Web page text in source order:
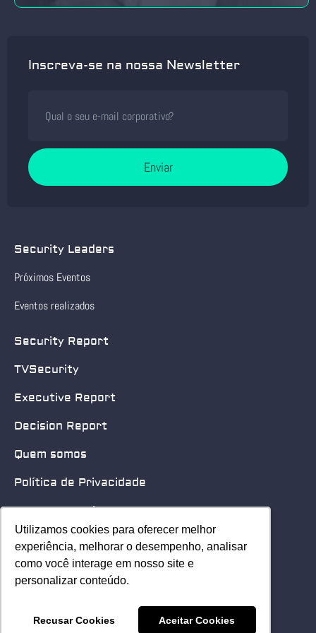
Utilizamos cookies para oferecer melhor
experiência, melhorar o desempenho, analisar
como você interage em nosso site e
personalizar conteúdo.
Recusar Cookies Aceitar Cookies
Utilizamos cookies para oferecer melhor
experiência, melhorar o desempenho, analisar
como você interage em nosso site e
personalizar conteúdo.
Recusar Cookies Aceitar Cookies
Inscreva-se na nossa Newsletter
Enviar
Security Leaders
Próximos Eventos
Eventos realizados
Security Report
TVSecurity
Executive Report
Decision Report
Quem somos
Política de Privacidade
Quero patrocinar
Contato
Home
© 2025 Security Leader. Todos os Direitos Reservados.